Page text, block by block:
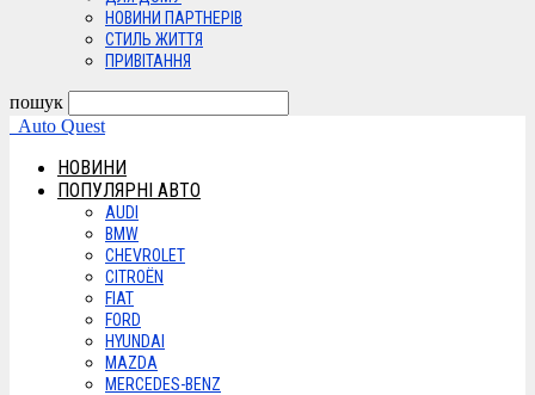
НОВИНИ ПАРТНЕРІВ
СТИЛЬ ЖИТТЯ
ПРИВІТАННЯ
пошук
Auto Quest
НОВИНИ
ПОПУЛЯРНІ АВТО
AUDI
BMW
CHEVROLET
CITROËN
FIAT
FORD
HYUNDAI
MAZDA
MERCEDES-BENZ